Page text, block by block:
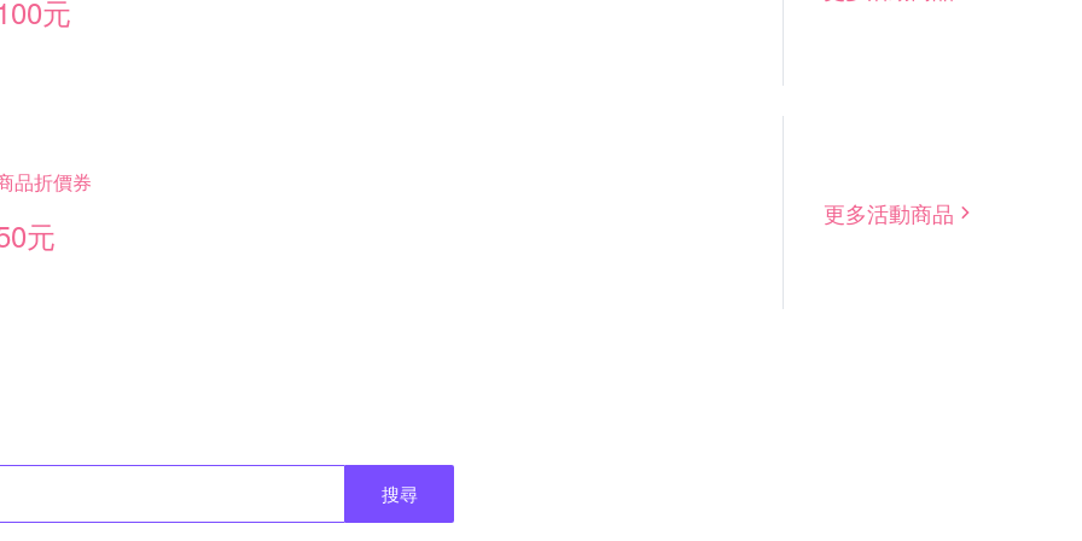
元
品折價券
元
更多活動商品
搜尋